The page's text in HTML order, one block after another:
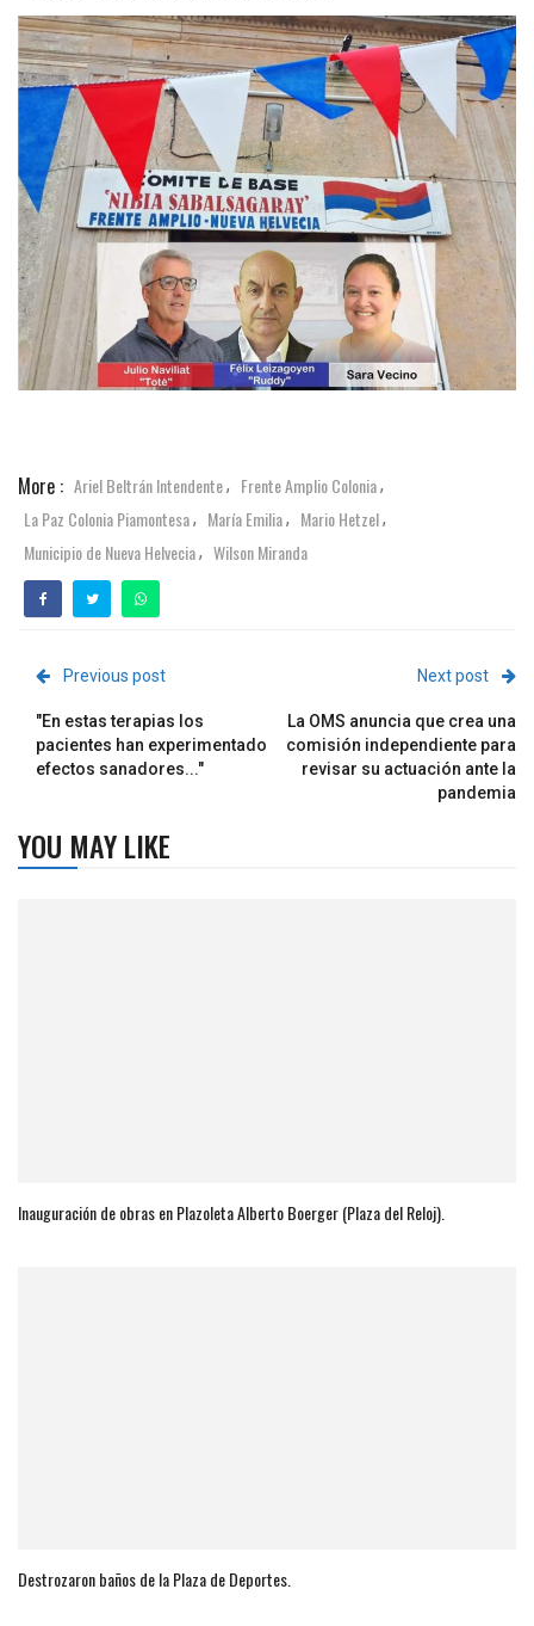
More : Ariel Beltrán Intendente, Frente Amplio Colonia,
La Paz Colonia Piamontesa, María Emilia, Mario Hetzel,
Municipio de Nueva Helvecia, Wilson Miranda
Previous post
"En estas terapias los
pacientes han experimentado
efectos sanadores..."
Next post
La OMS anuncia que crea una
comisión independiente para
revisar su actuación ante la
pandemia
YOU MAY LIKE
Inauguración de obras en Plazoleta Alberto Boerger (Plaza del Reloj).
Destrozaron baños de la Plaza de Deportes.